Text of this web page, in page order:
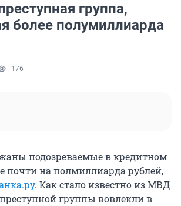
группа,
более полумиллиарда
176
подозреваемые в кредитном
почти на полмиллиарда рублей,
. Как стало известно из МВД
группы вовлекли в